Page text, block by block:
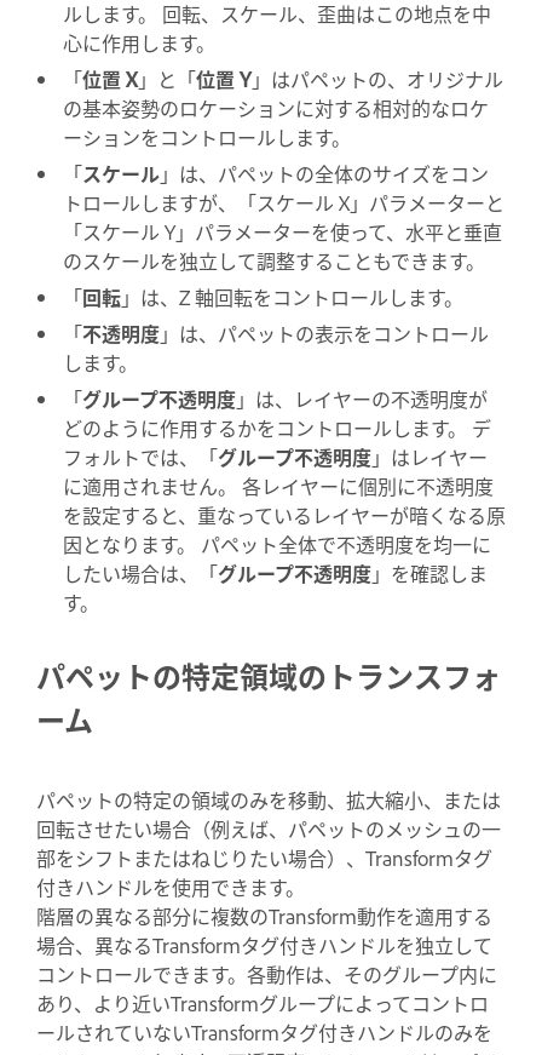
ルします。 回転、スケール、歪曲はこの地点を中
心に作用します。
「位置 X」と「位置 Y」はパペットの、オリジナル
の基本姿勢のロケーションに対する相対的なロケ
ーションをコントロールします。
「スケール」は、パペットの全体のサイズをコン
トロールしますが、「スケール X」パラメーターと
「スケール Y」パラメーターを使って、水平と垂直
のスケールを独立して調整することもできます。
「回転」は、Z 軸回転をコントロールします。
「不透明度」は、パペットの表示をコントロール
します。
「グループ不透明度」は、レイヤーの不透明度が
どのように作用するかをコントロールします。 デ
フォルトでは、「グループ不透明度」はレイヤー
に適用されません。 各レイヤーに個別に不透明度
を設定すると、重なっているレイヤーが暗くなる原
因となります。 パペット全体で不透明度を均一に
したい場合は、「グループ不透明度」を確認しま
す。
パペットの特定領域のトランスフォ
ーム
パペットの特定の領域のみを移動、拡大縮小、または
回転させたい場合（例えば、パペットのメッシュの一
部をシフトまたはねじりたい場合）、Transformタグ
付きハンドルを使用できます。
階層の異なる部分に複数のTransform動作を適用する
場合、異なるTransformタグ付きハンドルを独立して
コントロールできます。各動作は、そのグループ内に
あり、より近いTransformグループによってコントロ
ールされていないTransformタグ付きハンドルのみを